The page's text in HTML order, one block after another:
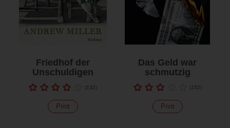
Friedhof der
Unschuldigen
(132)
Print
Das Geld war
schmutzig
(152)
Print